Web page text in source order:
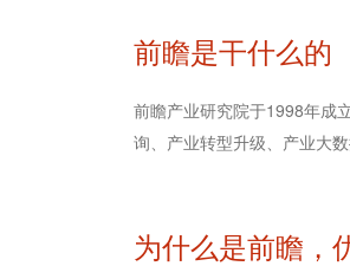
前瞻是干什么的
前瞻产业研究院于1998年成
询、产业转型升级、产业大
为什么是前瞻，